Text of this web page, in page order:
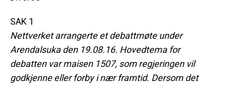
SAK 1
Nettverket arrangerte et debattmøte under
Arendalsuka den 19.08.16. Hovedtema for
debatten var maisen 1507, som regjeringen vil
godkjenne eller forby i nær framtid. Dersom det